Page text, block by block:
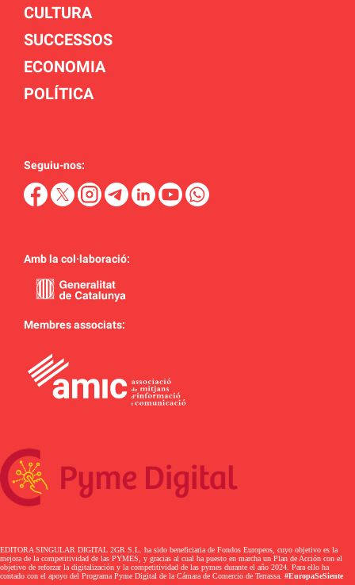
CULTURA
SUCCESSOS
ECONOMIA
POLÍTICA
Seguiu-nos:
Amb la col·laboració:
Membres associats:
EDITORA SINGULAR DIGITAL 2GR S.L. ha sido beneficiaria de Fondos Europeos, cuyo objetivo es la
mejora de la competitividad de las PYMES, y gracias al cual ha puesto en marcha un Plan de Acción con el
objetivo de reforzar la digitalización y la competitividad de las pymes durante el año 2024. Para ello ha
contado con el apoyo del Programa Pyme Digital de la Cámara de Comercio de Terrassa. #EuropaSeSiente